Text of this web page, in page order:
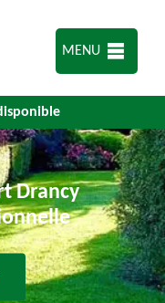
MENU
Drancy